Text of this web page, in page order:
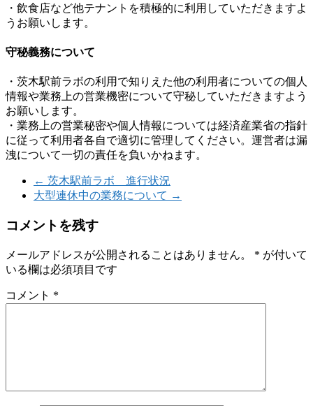
・飲食店など他テナントを積極的に利用していただきますよ
うお願いします。
守秘義務について
・茨木駅前ラボの利用で知りえた他の利用者についての個人
情報や業務上の営業機密について守秘していただきますよう
お願いします。
・業務上の営業秘密や個人情報については経済産業省の指針
に従って利用者各自で適切に管理してください。運営者は漏
洩について一切の責任を負いかねます。
← 茨木駅前ラボ 進行状況
大型連休中の業務について →
コメントを残す
メールアドレスが公開されることはありません。 * が付いて
いる欄は必須項目です
コメント *